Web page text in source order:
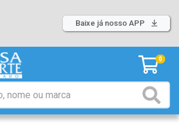
Baixe já nosso APP
0